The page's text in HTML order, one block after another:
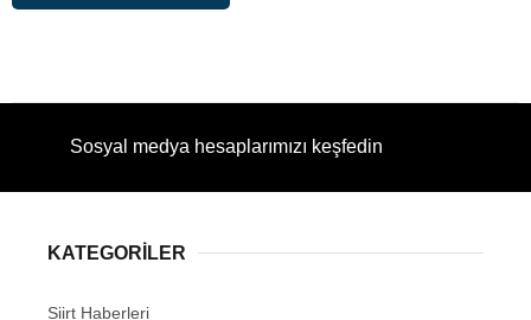
Sosyal medya hesaplarımızı keşfedin
KATEGORİLER
Siirt Haberleri